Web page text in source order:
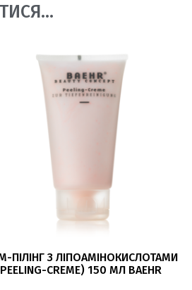
ДОДАТИ В КОШИК
ПІЛІНГ З ЛІПОАМІНОКИСЛОТАМИ
CREME) 150 МЛ BAEHR